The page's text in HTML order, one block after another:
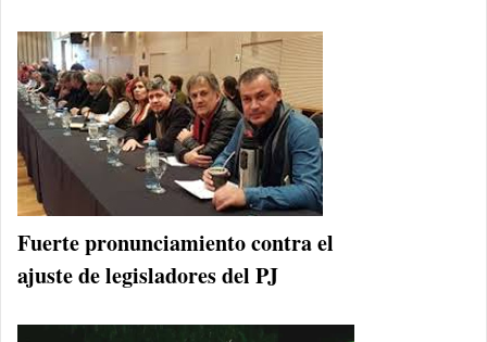
Fuerte pronunciamiento contra el
ajuste de legisladores del PJ